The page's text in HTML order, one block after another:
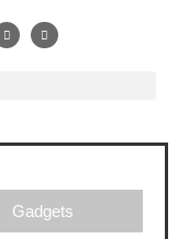
Gadgets